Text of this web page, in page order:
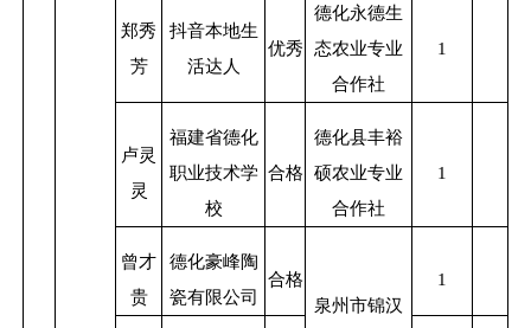
郑秀
芳
抖音本地生
活达人
优秀
德化永德生
态农业专业
合作社
1
卢灵
灵
福建省德化
职业技术学
校
合格
德化县丰裕
硕农业专业
合作社
1
曾才
贵
德化豪峰陶
瓷有限公司
合格
泉州市锦汉
1